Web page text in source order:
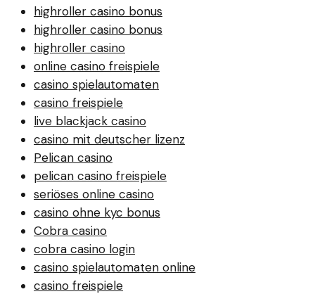
highroller casino bonus
highroller casino bonus
highroller casino
online casino freispiele
casino spielautomaten
casino freispiele
live blackjack casino
casino mit deutscher lizenz
Pelican casino
pelican casino freispiele
seriöses online casino
casino ohne kyc bonus
Cobra casino
cobra casino login
casino spielautomaten online
casino freispiele